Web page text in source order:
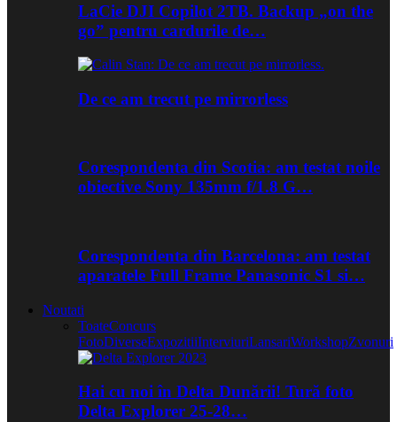
LaCie DJI Copilot 2TB. Backup „on the
go” pentru cardurile de…
De ce am trecut pe mirrorless
Corespondenta din Scotia: am testat noile
obiective Sony 135mm f/1.8 G…
Corespondenta din Barcelona: am testat
aparatele Full Frame Panasonic S1 si…
Noutati
ToateConcurs
FotoDiverseExpozitiiInterviuriLansariWorkshopZvonuri
Hai cu noi în Delta Dunării! Tură foto
Delta Explorer 25-28…